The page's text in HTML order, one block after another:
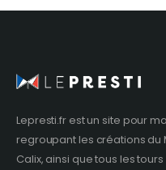
Lepresti.fr est un site pour
regroupant les créations du
Calix, ainsi que tous les